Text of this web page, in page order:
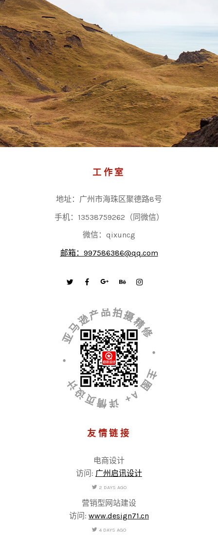
工作室
地址：广州市海珠区聚德路8号
手机：13538759262（同微信）
微信：qixuncg
邮箱：997586386@qq.com
• 亚马逊产品拍摄精修 • 主图 A+ 详情页设计
友情链接
电商设计
访问: 广州启讯设计
2 DAYS AGO
营销型网站建设
访问: www.design71.cn
4 DAYS AGO